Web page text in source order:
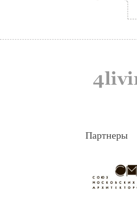
Партнеры